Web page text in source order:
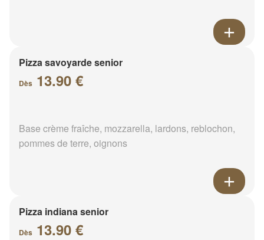
Pizza savoyarde senior
Dès 13.90 €
Base crème fraîche, mozzarella, lardons, reblochon,
pommes de terre, oignons
Pizza indiana senior
Dès 13.90 €